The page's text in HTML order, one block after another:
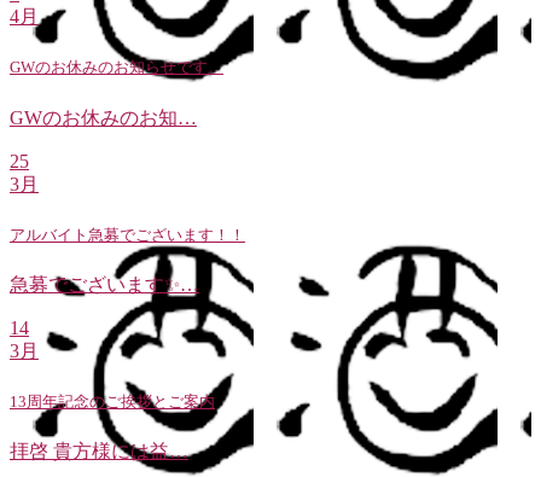
4月
GWのお休みのお知らせです。
GWのお休みのお知…
25
3月
アルバイト急募でございます！！
急募でございます✨…
14
3月
13周年記念のご挨拶とご案内
拝啓 貴方様には益…